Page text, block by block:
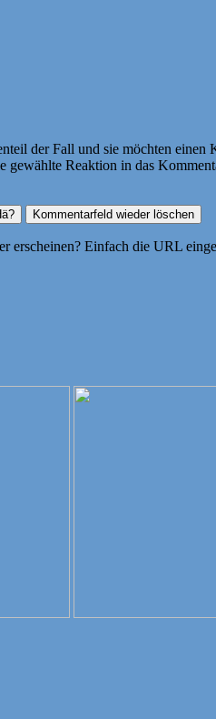
der Fall und sie möchten
Reaktion in das
erscheinen? Einfach die URL